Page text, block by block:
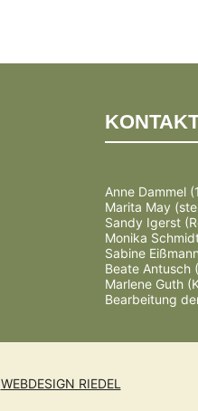
Anne Dammel
Marita May
Sandy Igerst
Monika
Sabine
Beate Antusch
Marlene Guth
Bearbeitung
WEBDESIGN RIEDEL